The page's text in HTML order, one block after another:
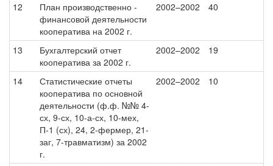
12
План производственно -
финансовой деятельности
кооператива на 2002 г.
2002–2002 40
13
Бухгалтерский отчет
кооператива за 2002 г.
2002–2002 19
14
Статистические отчеты
кооператива по основной
деятельности (ф.ф. №№ 4-
сх, 9-сх, 10-а-сх, 10-мех,
П-1 (сх), 24, 2-фермер, 21-
заг, 7-травматизм) за 2002
г.
2002–2002 10